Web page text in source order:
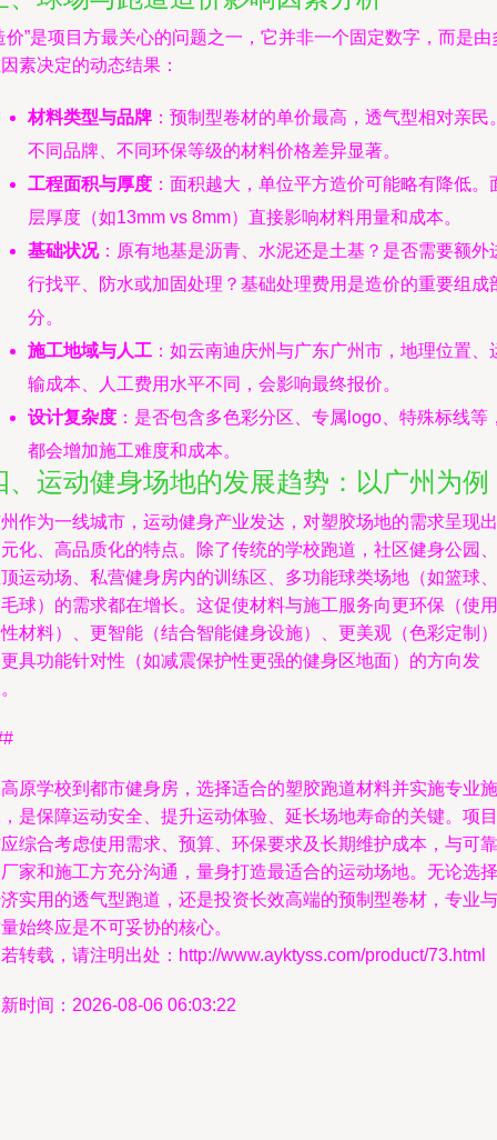
价”是项目方最关心的问题之一，它并非一个固定数字，而是由
素决定的动态结果：
材料类型与品牌 ：预制型卷材的单价最高，透气型相对亲民
不同品牌、不同环保等级的材料价格差异显著。
工程面积与厚度 ：面积越大，单位平方造价可能略有降低。
层厚度（如13mm vs 8mm）直接影响材料用量和成本。
基础状况：原有地基是沥青、水泥还是土基？是否需要额外
行找平、防水或加固处理？基础处理费用是造价的重要组成
分。
施工地域与人工 ：如云南迪庆州与广东广州市，地理位置、
输成本、人工费用水平不同，会影响最终报价。
设计复杂度 ：是否包含多色彩分区、专属logo、特殊标线等
都会增加施工难度和成本。
、运动健身场地的发展趋势：以广州为例
作为一线城市，运动健身产业发达，对塑胶场地的需求呈现出
化、高品质化的特点。除了传统的学校跑道，社区健身公园、
运动场、私营健身房内的训练区、多功能球类场地（如篮球、
球）的需求都在增长。这促使材料与施工服务向更环保（使用
材料）、更智能（结合智能健身设施）、更美观（色彩定制）
具功能针对性（如减震保护性更强的健身区地面）的方向发
原学校到都市健身房，选择适合的塑胶跑道材料并实施专业施
是保障运动安全、提升运动体验、延长场地寿命的关键。项目
综合考虑使用需求、预算、环保要求及长期维护成本，与可靠
家和施工方充分沟通，量身打造最适合的运动场地。无论选择
实用的透气型跑道，还是投资长效高端的预制型卷材，专业与
始终应是不可妥协的核心。
转载，请注明出处：http://www.ayktyss.com/product/73.html
时间：2026-08-06 06:03:22